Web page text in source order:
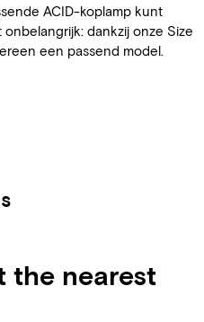
ACID-koplamp kunt
dankzij onze Size
een passend model.
the nearest